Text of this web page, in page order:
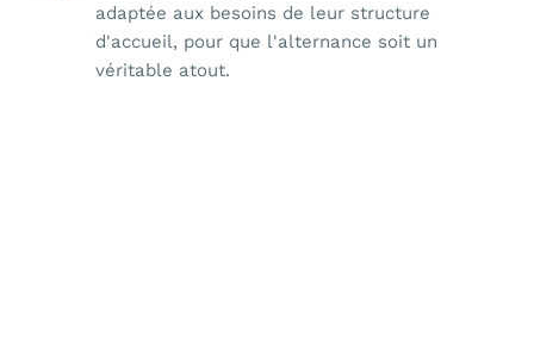
adaptée aux besoins de leur structure
d'accueil, pour que l'alternance soit un
véritable atout.